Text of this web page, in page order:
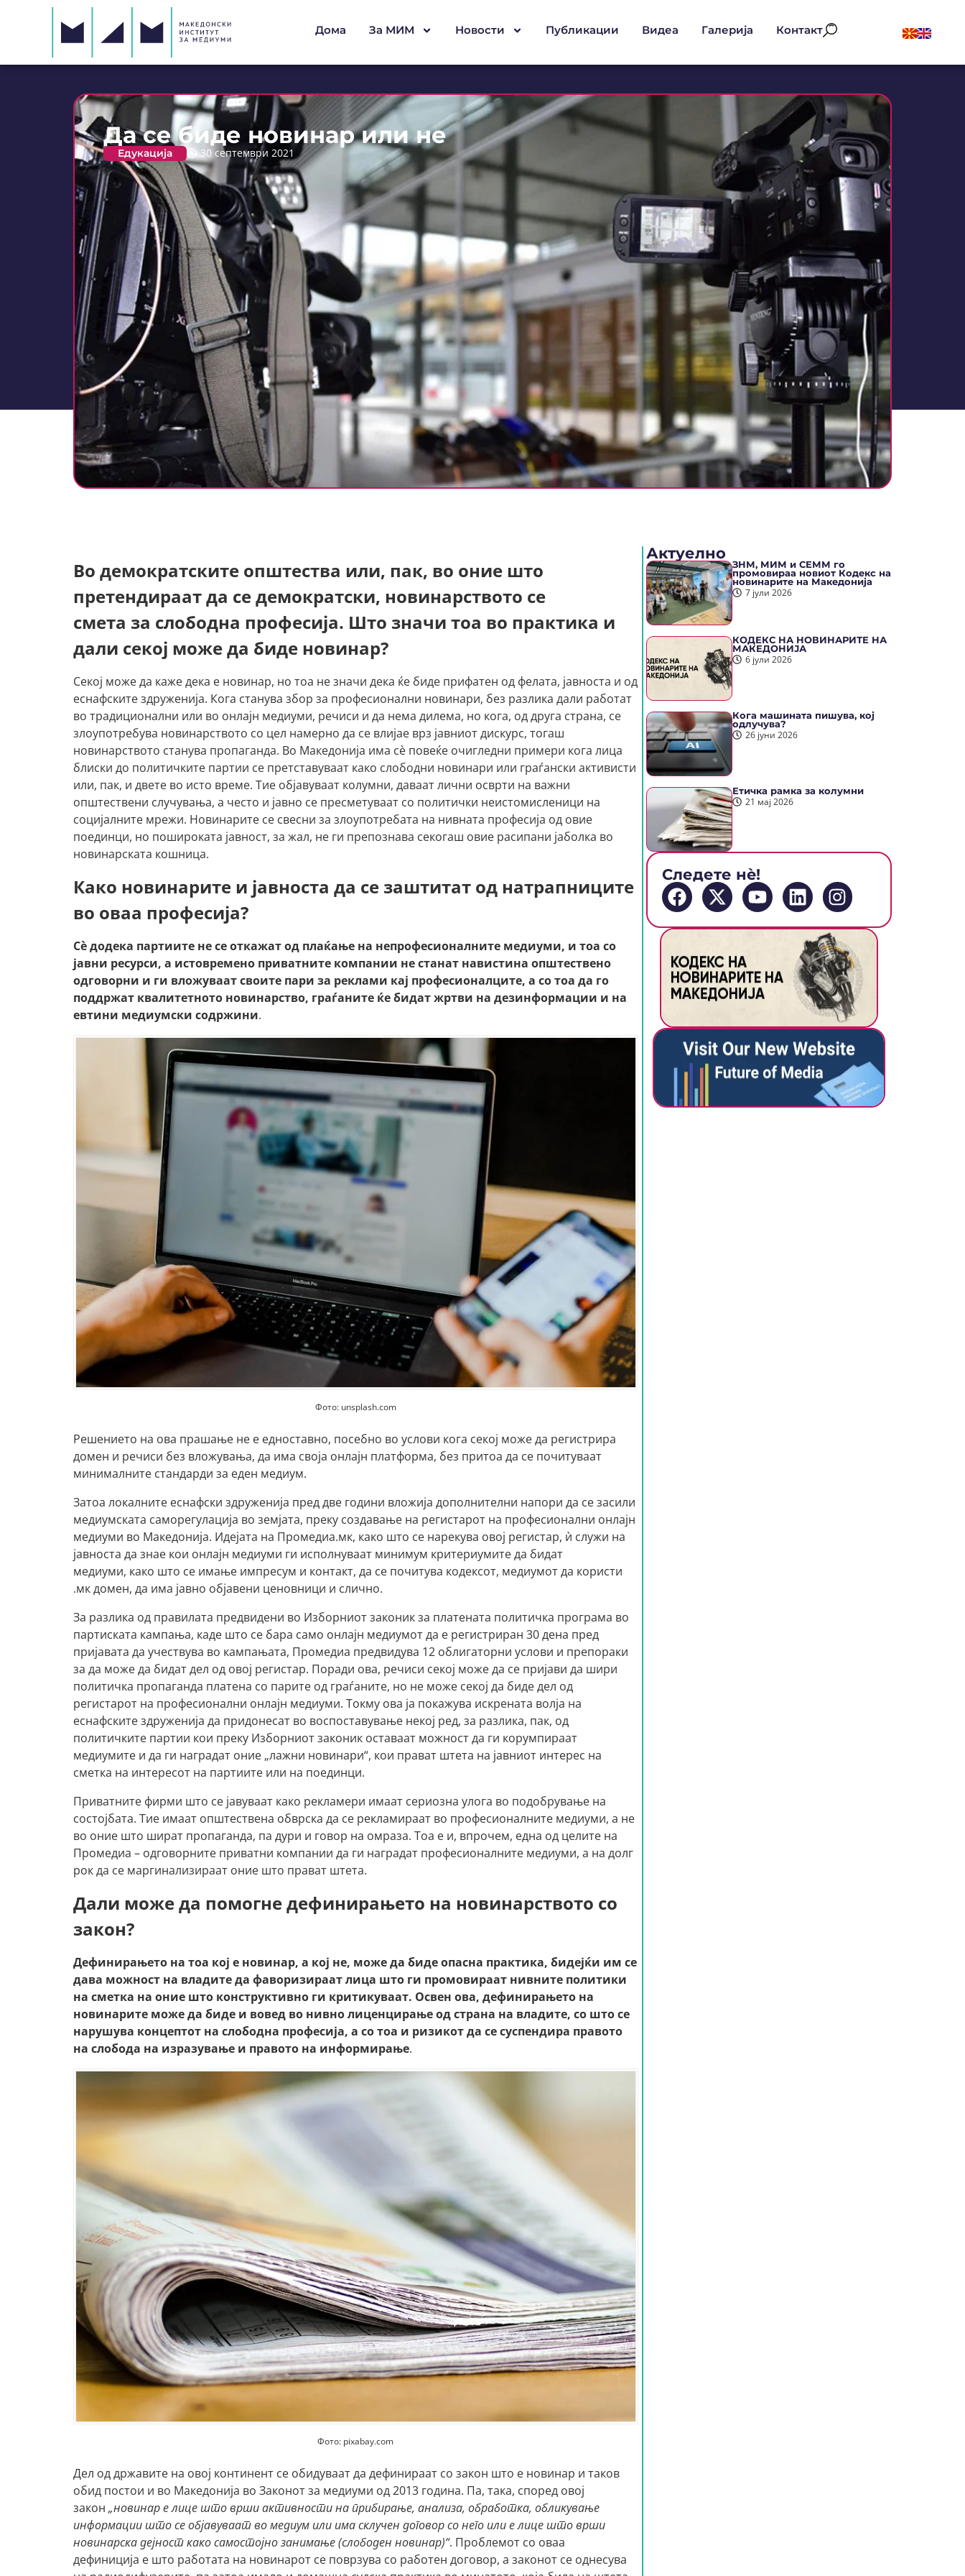
Дома За МИМ Новости Публикации Видеа Галерија Контакт
Да се биде новинар или не
Едукација 30 септември 2021
Во демократските општества или, пак, во оние што
претендираат да се демократски, новинарството се
смета за слободна професија. Што значи тоа во практика и
дали секој може да биде новинар?
Секој може да каже дека е новинар, но тоа не значи дека ќе биде прифатен од фелата, јавноста и од
еснафските здруженија. Кога станува збор за професионални новинари, без разлика дали работат
во традиционални или во онлајн медиуми, речиси и да нема дилема, но кога, од друга страна, се
злоупотребува новинарството со цел намерно да се влијае врз јавниот дискурс, тогаш
новинарството станува пропаганда. Во Македонија има сè повеќе очигледни примери кога лица
блиски до политичките партии се претставуваат како слободни новинари или граѓански активисти
или, пак, и двете во исто време. Тие објавуваат колумни, даваат лични осврти на важни
општествени случувања, а често и јавно се пресметуваат со политички неистомисленици на
социјалните мрежи. Новинарите се свесни за злоупотребата на нивната професија од овие
поединци, но пошироката јавност, за жал, не ги препознава секогаш овие расипани јаболка во
новинарската кошница.
Како новинарите и јавноста да се заштитат од натрапниците
во оваа професија?
Сè додека партиите не се откажат од плаќање на непрофесионалните медиуми, и тоа со
јавни ресурси, а истовремено приватните компании не станат навистина општествено
одговорни и ги вложуваат своите пари за реклами кај професионалците, а со тоа да го
поддржат квалитетното новинарство, граѓаните ќе бидат жртви на дезинформации и на
евтини медиумски содржини.
Фото: unsplash.com
Решението на ова прашање не е едноставно, посебно во услови кога секој може да регистрира
домен и речиси без вложувања, да има своја онлајн платформа, без притоа да се почитуваат
минималните стандарди за еден медиум.
Затоа локалните еснафски здруженија пред две години вложија дополнителни напори да се засили
медиумската саморегулација во земјата, преку создавање на регистарот на професионални онлајн
медиуми во Македонија. Идејата на Промедиа.мк, како што се нарекува овој регистар, ѝ служи на
јавноста да знае кои онлајн медиуми ги исполнуваат минимум критериумите да бидат
медиуми, како што се имање импресум и контакт, да се почитува кодексот, медиумот да користи
.мк домен, да има јавно објавени ценовници и слично.
За разлика од правилата предвидени во Изборниот законик за платената политичка програма во
партиската кампања, каде што се бара само онлајн медиумот да е регистриран 30 дена пред
пријавата да учествува во кампањата, Промедиа предвидува 12 облигаторни услови и препораки
за да може да бидат дел од овој регистар. Поради ова, речиси секој може да се пријави да шири
политичка пропаганда платена со парите од граѓаните, но не може секој да биде дел од
регистарот на професионални онлајн медиуми. Токму ова ја покажува искрената волја на
еснафските здруженија да придонесат во воспоставување некој ред, за разлика, пак, од
политичките партии кои преку Изборниот законик оставаат можност да ги корумпираат
медиумите и да ги наградат оние „лажни новинари“, кои прават штета на јавниот интерес на
сметка на интересот на партиите или на поединци.
Приватните фирми што се јавуваат како рекламери имаат сериозна улога во подобрување на
состојбата. Тие имаат општествена обврска да се рекламираат во професионалните медиуми, а не
во оние што шират пропаганда, па дури и говор на омраза. Тоа е и, впрочем, една од целите на
Промедиа – одговорните приватни компании да ги наградат професионалните медиуми, а на долг
рок да се маргинализираат оние што прават штета.
Дали може да помогне дефинирањето на новинарството со
закон?
Дефинирањето на тоа кој е новинар, а кој не, може да биде опасна практика, бидејќи им се
дава можност на владите да фаворизираат лица што ги промовираат нивните политики
на сметка на оние што конструктивно ги критикуваат. Освен ова, дефинирањето на
новинарите може да биде и вовед во нивно лиценцирање од страна на владите, со што се
нарушува концептот на слободна професија, а со тоа и ризикот да се суспендира правото
на слобода на изразување и правото на информирање.
Фото: pixabay.com
Дел од државите на овој континент се обидуваат да дефинираат со закон што е новинар и таков
обид постои и во Македонија во Законот за медиуми од 2013 година. Па, така, според овој
закон „новинар е лице што врши активности на прибирање, анализа, обработка, обликување
информации што се објавуваат во медиум или има склучен договор со него или е лице што врши
новинарска дејност како самостојно занимање (слободен новинар)“. Проблемот со оваа
дефиниција е што работата на новинарот се поврзува со работен договор, а законот се однесува
Актуелно
ЗНМ, МИМ и СЕММ го
промовираа новиот Кодекс на
новинарите на Македонија
7 јули 2026
КОДЕКС НА НОВИНАРИТЕ НА
МАКЕДОНИЈА
6 јули 2026
Кога машината пишува, кој
одлучува?
26 јуни 2026
Етичка рамка за колумни
21 мај 2026
Следете нè!